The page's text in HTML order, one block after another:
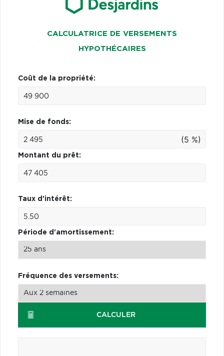
CALCULATRICE DE VERSEMENTS
HYPOTHÉCAIRES
Coût de la propriété:
Mise de fonds:
(5 %)
Montant du prêt:
Taux d'intérêt:
Période d'amortissement:
Fréquence des versements:
CALCULER